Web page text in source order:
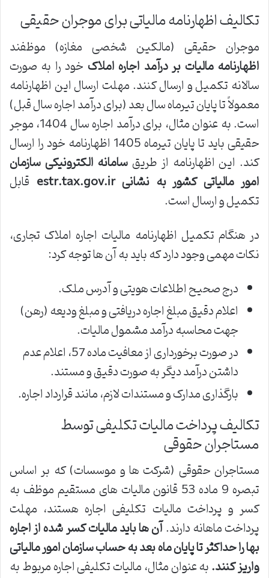
تکالیف اظهارنامه مالیاتی برای موجران حقیقی
موجران حقیقی (مالکین شخصی مغازه) موظفند
اظهارنامه مالیات بر درآمد اجاره املاک خود را به صورت
سالانه تکمیل و ارسال کنند. مهلت ارسال این اظهارنامه
معمولاً تا پایان تیرماه سال بعد (برای درآمد اجاره سال قبل)
است. به عنوان مثال، برای درآمد اجاره سال 1404، موجر
حقیقی باید تا پایان تیرماه 1405 اظهارنامه خود را ارسال
کند. این اظهارنامه از طریق سامانه الکترونیکی سازمان
امور مالیاتی کشور به نشانی estr.tax.gov.ir
قابل
تکمیل و ارسال است.
در هنگام تکمیل اظهارنامه مالیات اجاره املاک تجاری،
نکات مهمی وجود دارد که باید به آن ها توجه کرد:
درج صحیح اطلاعات هویتی و آدرس ملک.
اعلام دقیق مبلغ اجاره دریافتی و مبلغ ودیعه (رهن)
جهت محاسبه درآمد مشمول مالیات.
در صورت برخورداری از معافیت ماده 57، اعلام عدم
داشتن درآمد دیگر به صورت دقیق و مستند.
بارگذاری مدارک و مستندات لازم، مانند قرارداد اجاره.
تکالیف پرداخت مالیات تکلیفی توسط
مستاجران حقوقی
مستاجران حقوقی (شرکت ها و موسسات) که بر اساس
تبصره 9 ماده 53 قانون مالیات های مستقیم موظف به
کسر و پرداخت مالیات تکلیفی اجاره هستند، مهلت
پرداخت ماهانه دارند.آن ها باید مالیات کسر شده از اجاره
بها را حداکثر تا پایان ماه بعد به حساب سازمان امور مالیاتی
واریز کنند.به عنوان مثال، مالیات تکلیفی اجاره مربوط به